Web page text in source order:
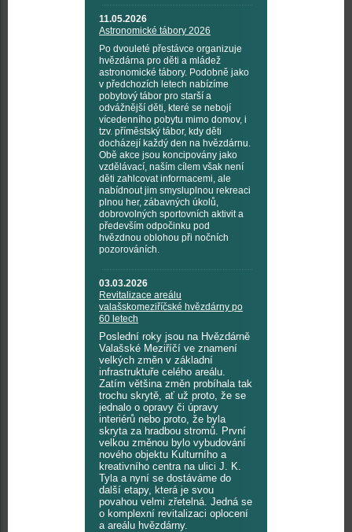
11.05.2026
Astronomické tábory 2026
Po dvouleté přestávce organizuje
hvězdárna pro děti a mládež
astronomické tábory. Podobně jako
v předchozích letech nabízíme
pobytový tábor pro starší a
odvážnější děti, které se nebojí
vícedenního pobytu mimo domov, i
tzv. příměstský tábor, kdy děti
docházejí každý den na hvězdárnu.
Obě akce jsou koncipovány jako
vzdělávací, naším cílem však není
děti zahlcovat informacemi, ale
nabídnout jim smysluplnou rekreaci
plnou her, zábavných úkolů,
dobrovolných sportovních aktivit a
především odpočinku pod
hvězdnou oblohou při nočních
pozorováních.
03.03.2026
Revitalizace areálu
valašskomeziříčské hvězdárny po
60 letech
Poslední roky jsou na Hvězdárně
Valašské Meziříčí ve znamení
velkých změn v základní
infrastruktuře celého areálu.
Zatím většina změn probíhala tak
trochu skrytě, ať už proto, že se
jednalo o opravy či úpravy
interiérů nebo proto, že byla
skryta za hradbou stromů. První
velkou změnou bylo vybudování
nového objektu Kulturního a
kreativního centra na ulici J. K.
Tyla a nyní se dostáváme do
další etapy, která je svou
povahou velmi zřetelná. Jedná se
o komplexní revitalizaci oplocení
a areálu hvězdárny.